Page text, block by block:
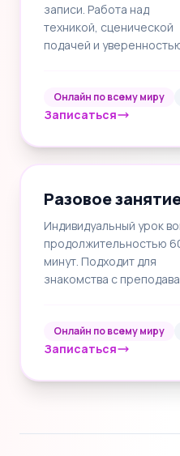
записи. Работа над
техникой, сценической
подачей и
Онлайн по всему миру
Записаться
Разовое
Индивидуальный урок
продолжительностью
минут. Подходит для
знакомства с
Онлайн по всему миру
Записаться